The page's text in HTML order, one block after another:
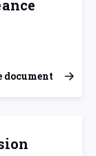
document